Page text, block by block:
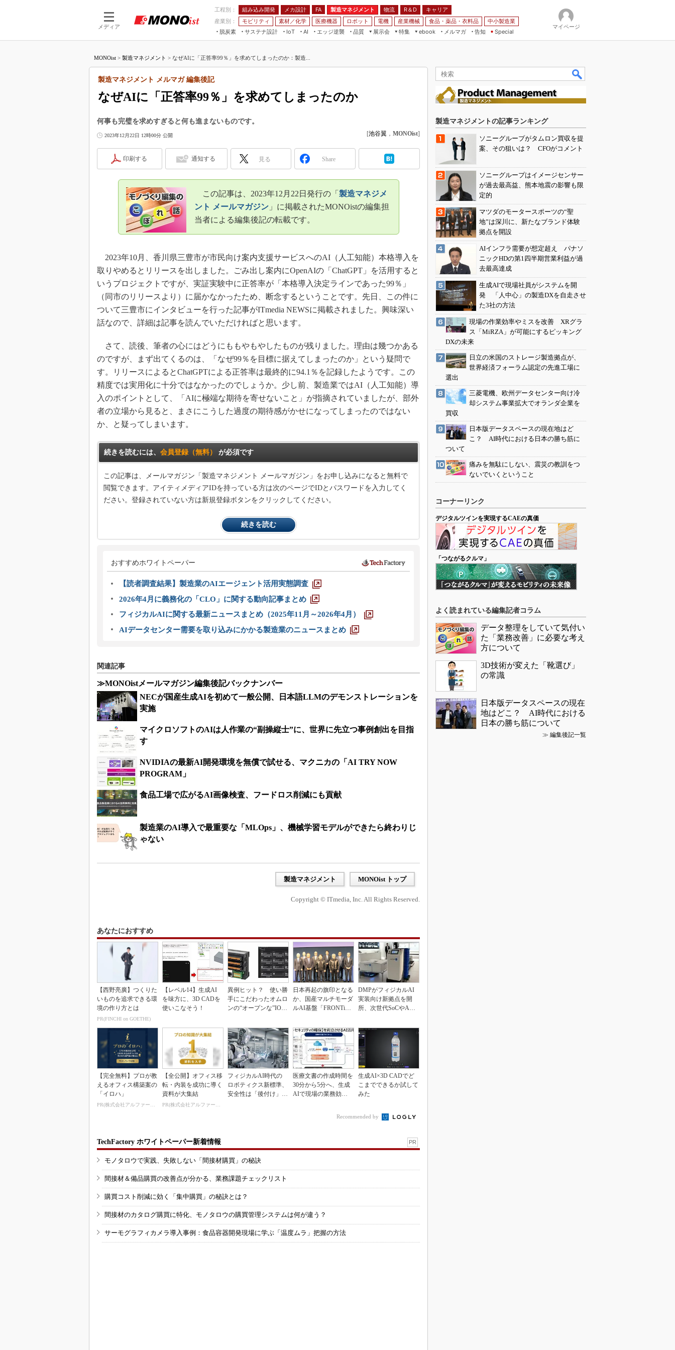
メディア
工程別： 組み込み開発 メカ設計 FA 製造マネジメント 物流 R＆D
キャリア
産業別：
モビリティ 素材／化学 医療機器 ロボット 電機 産業機械 食品・薬品・衣料品
中小製造業
脱炭素
サステナ設計
IoT
つながる工場
つながるサービス
AI
AI×設備保全
Physical AI
エッジ逆襲 品質
展示会
JIMTOF
IIFES
EdgeTech+
日本ものづくりワールド
AUTOMOTIVE WORLD
産業オープンネット展
特集
つながるクルマ
フィールドサービス
車載ソフト開発
ISO26262
無償設計ツール
S＆OP
インダストリー4.0
製造業ビッグデータ
海外生産
グローバル設計・開発
制御セキュリティ
新型コロナへの対応
ebook
モビリティ
メルマガ
告知 Special
マイページ
MONOist > 製造マネジメント > なぜAIに「正答率99％」を求めてしまったのか：製造...
なぜAIに「正答率99％」を求めてしまったのか
製造マネジメント メルマガ 編集後記
何事も完璧を求めすぎると何も進まないものです。
2023年12月22日 12時00分 公開 [池谷翼 ， MONOist]
印刷する 通知する 見る Share
この記事は、2023年12月22日発行の「 製造マネジメ
ント メールマガジン」に掲載されたMONOistの編集担
当者による編集後記の転載です。
2023年10月、香川県三豊市が市民向け案内支援サービスへのAI（人工知能）本格導入を
取りやめるとリリースを出しました。ごみ出し案内にOpenAIの「ChatGPT」を活用すると
いうプロジェクトですが、実証実験中に正答率が「本格導入決定ラインであった99％」
（同市のリリースより）に届かなかったため、断念するということです。先日、この件に
ついて三豊市にインタビューを行った記事がITmedia NEWSに掲載されました。興味深い
話なので、詳細は記事を読んでいただければと思います。
さて、読後、筆者の心にはどうにももやもやしたものが残りました。理由は幾つかある
のですが、まず出てくるのは、「なぜ99％を目標に据えてしまったのか」という疑問で
す。リリースによるとChatGPTによる正答率は最終的に94.1％を記録したようです。この
精度では実用化に十分ではなかったのでしょうか。少し前、製造業ではAI（人工知能）導
入のポイントとして、「AIに極端な期待を寄せないこと」が指摘されていましたが、部外
者の立場から見ると、まさにこうした過度の期待感がかせになってしまったのではない
か、と疑ってしまいます。
続きを読むには、 会員登録（無料） が必須です
この記事は、メールマガジン「製造マネジメント メールマガジン」をお申し込みになると無料で
閲覧できます。アイティメディアIDを持っている方は次のページでIDとパスワードを入力してく
ださい。登録されていない方は新規登録ボタンをクリックしてください。
続きを読む
おすすめホワイトペーパー
【読者調査結果】製造業のAIエージェント活用実態調査
2026年4月に義務化の「CLO」に関する動向記事まとめ
フィジカルAIに関する最新ニュースまとめ（2025年11月～2026年4月）
AIデータセンター需要を取り込みにかかる製造業のニュースまとめ
関連記事
≫MONOistメールマガジン編集後記バックナンバー
NECが国産生成AIを初めて一般公開、日本語LLMのデモンストレーションを
実施
マイクロソフトのAIは人作業の“副操縦士”に、世界に先立つ事例創出を目指
す
NVIDIAの最新AI開発環境を無償で試せる、マクニカの「AI TRY NOW
PROGRAM」
食品工場で広がるAI画像検査、フードロス削減にも貢献
製造業のAI導入で最重要な「MLOps」、機械学習モデルができたら終わりじ
ゃない
製造マネジメント MONOist トップ
Copyright © ITmedia, Inc. All Rights Reserved.
あなたにおすすめ
【西野亮廣】つくりた
いものを追求できる環
境の作り方とは
PR(FINCHI on GOETHE)
【レベル14】生成AI
を味方に、3D CADを
使いこなそう！
異例ヒット？ 使い勝
手にこだわったオムロ
ンの“オープンな”IO-L
日本再起の旗印となる
か、国産マルチモーダ
ルAI基盤「FRONTi
DMPがフィジカルAI
実装向け新拠点を開
所、次世代SoCやAM
【完全無料】プロが教
えるオフィス構築案の
「イロハ」
PR(株式会社アルファーテクノ)
【全公開】オフィス移
転・内装を成功に導く
資料が大集結
PR(株式会社アルファーテクノ)
フィジカルAI時代の
ロボティクス新標準、
安全性は「後付け」で
医療文書の作成時間を
30分から5分へ、生成
AIで現場の業務効率
生成AI×3D CADでど
こまでできるか試して
みた
Recommended by
TechFactory ホワイトペーパー新着情報 PR
モノタロウで実践、失敗しない「間接材購買」の秘訣
間接材＆備品購買の改善点が分かる、業務課題チェックリスト
購買コスト削減に効く「集中購買」の秘訣とは？
間接材のカタログ購買に特化、モノタロウの購買管理システムは何が違う？
サーモグラフィカメラ導入事例：食品容器開発現場に学ぶ「温度ムラ」把握の方法
製造マネジメントの記事ランキング
ソニーグループがタムロン買収を提
案、その狙いは？ CFOがコメント
ソニーグループはイメージセンサー
が過去最高益、熊本地震の影響も限
定的
マツダのモータースポーツの“聖
地”は深川に、新たなブランド体験
拠点を開設
AIインフラ需要が想定超え パナソ
ニックHDの第1四半期営業利益が過
去最高達成
生成AIで現場社員がシステムを開
発 「人中心」の製造DXを自走させ
た3社の方法
現場の作業効率やミスを改善 XRグラ
ス「MiRZA」が可能にするピッキング
DXの未来
日立の米国のストレージ製造拠点が、
世界経済フォーラム認定の先進工場に
選出
三菱電機、欧州データセンター向け冷
却システム事業拡大でオランダ企業を
買収
日本版データスペースの現在地はど
こ？ AI時代における日本の勝ち筋に
ついて
痛みを無駄にしない、震災の教訓をつ
ないでいくということ
コーナーリンク
デジタルツインを実現するCAEの真価
「つながるクルマ」
よく読まれている編集記者コラム
データ整理をしていて気付い
た「業務改善」に必要な考え
方について
3D技術が変えた「靴選び」
の常識
日本版データスペースの現在
地はどこ？ AI時代における
日本の勝ち筋について
≫ 編集後記一覧